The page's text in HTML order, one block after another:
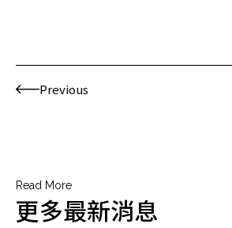
Previous
Read More
更多最新消息